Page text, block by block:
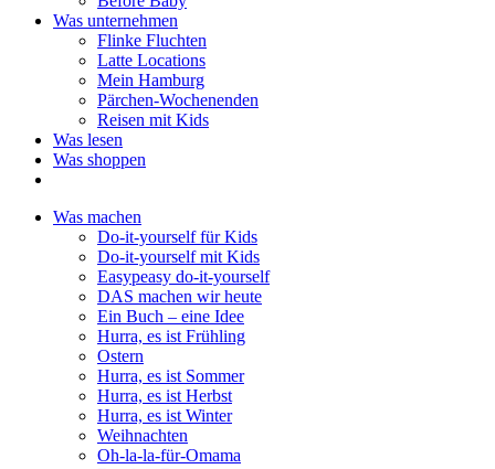
Was unternehmen
Flinke Fluchten
Latte Locations
Mein Hamburg
Pärchen-Wochenenden
Reisen mit Kids
Was lesen
Was shoppen
Was machen
Do-it-yourself für Kids
Do-it-yourself mit Kids
Easypeasy do-it-yourself
DAS machen wir heute
Ein Buch – eine Idee
Hurra, es ist Frühling
Ostern
Hurra, es ist Sommer
Hurra, es ist Herbst
Hurra, es ist Winter
Weihnachten
Oh-la-la-für-Omama